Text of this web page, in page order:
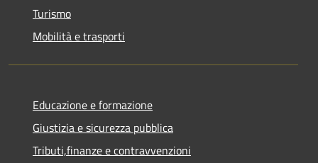
Turismo
Mobilità e trasporti
Educazione e formazione
Giustizia e sicurezza pubblica
Tributi,finanze e contravvenzioni